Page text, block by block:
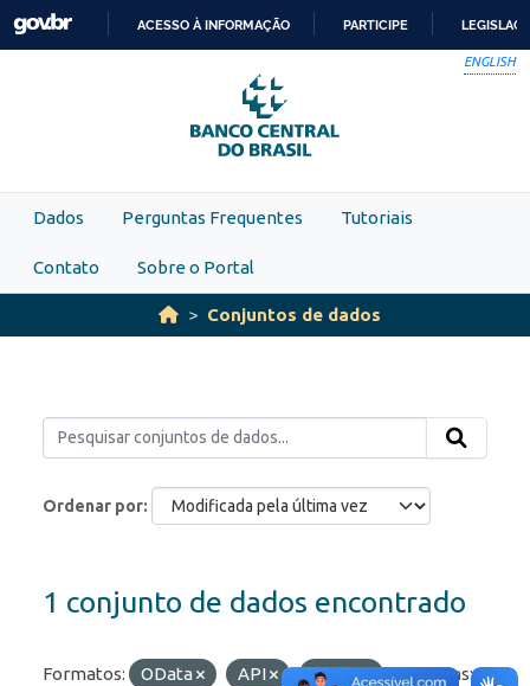
Skip to main content
PARA
O
CONTEÚDO
ACESSO À INFORMAÇÃO PARTICIPE
ENGLISH
Dados Perguntas Frequentes Tutoriais
Contato Sobre o Portal
Conjuntos de dados
Ordenar por
1 conjunto de dados encontrado
Formatos: OData API HTML
Etiquetas: